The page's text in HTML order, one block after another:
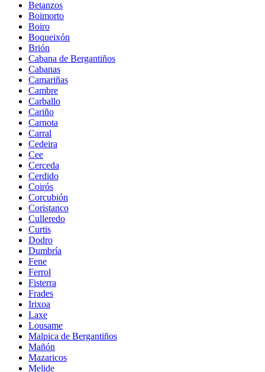
Betanzos
Boimorto
Boiro
Boqueixón
Brión
Cabana de Bergantiños
Cabanas
Camariñas
Cambre
Carballo
Cariño
Carnota
Carral
Cedeira
Cee
Cerceda
Cerdido
Coirós
Corcubión
Coristanco
Culleredo
Curtis
Dodro
Dumbría
Fene
Ferrol
Fisterra
Frades
Irixoa
Laxe
Lousame
Malpica de Bergantiños
Mañón
Mazaricos
Melide